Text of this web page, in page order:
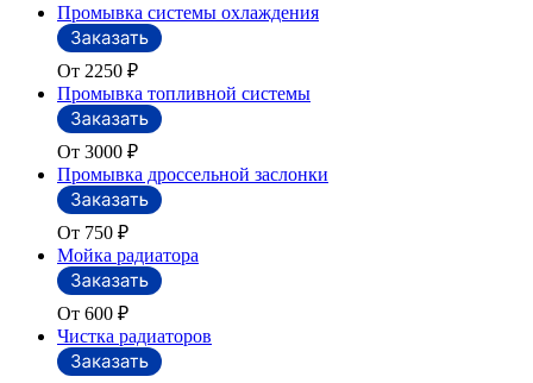
Промывка системы охлаждения
От 2250 ₽
Промывка топливной системы
От 3000 ₽
Промывка дроссельной заслонки
От 750 ₽
Мойка радиатора
От 600 ₽
Чистка радиаторов